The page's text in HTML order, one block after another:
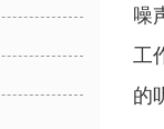
噪
工
的